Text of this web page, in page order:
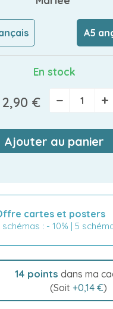
A5
En stock
2,90 € − +
Ajouter au panier
cartes et posters
schémas : - 10% | 5
14 points dans ma
(Soit +0,14 €)